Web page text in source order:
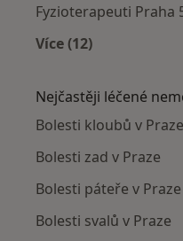
Fyzioterapeuti Praha
Více (12)
Nejčastěji léčené
Bolesti kloubů v Praze
Bolesti zad v Praze
Bolesti páteře v Praze
Bolesti svalů v Praze